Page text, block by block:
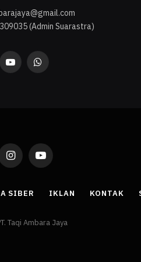
(Admin Suarastra)
YouTubeWhatsApp
InstagramYouTube
SIBER IKLAN KONTAK
Taqi Ambara Jaya